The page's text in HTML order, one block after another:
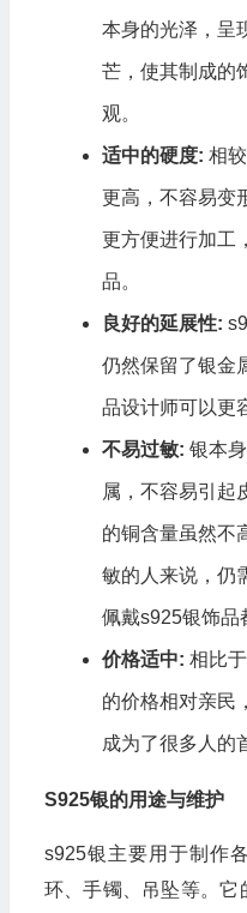
本身的光泽，呈
芒，使其制成的
观。
适中的硬度: 相
更高，不容易变
更方便进行加工
品。
良好的延展性:
仍然保留了银金
品设计师可以更
不易过敏: 银本
属，不容易引起
的铜含量虽然不
敏的人来说，仍
佩戴s925银饰品
价格适中: 相比
的价格相对亲民
成为了很多人的
S925银的用途与维护
s925银主要用于制作
环、手镯、吊坠等。